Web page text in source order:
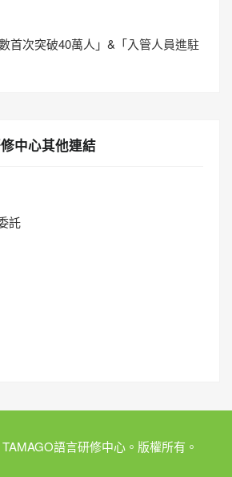
首次突破40萬人」&「入管人員進駐
中心其他連結
託
語言研修中心。版權所有。